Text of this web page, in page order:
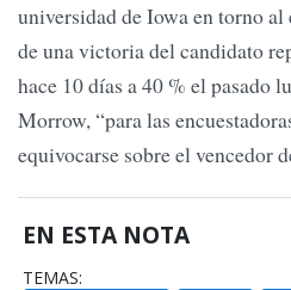
universidad de Iowa en torno
de una victoria del candidato
hace 10 días a 40 % el pasado
Morrow, “para las
equivocarse sobre el vencedor
EN ESTA NOTA
TEMAS: